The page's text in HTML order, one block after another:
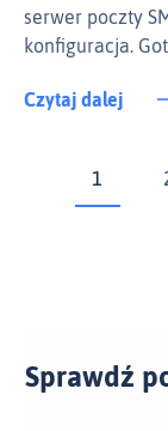
serwer poczty
konfiguracja.
Czytaj dalej
1
Sprawdź